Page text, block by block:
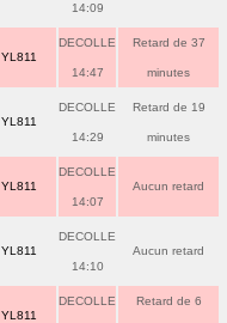
14:09
YL811
DECOLLE
14:47
Retard de 37
minutes
YL811
DECOLLE
14:29
Retard de 19
minutes
YL811
DECOLLE
14:07
Aucun retard
YL811
DECOLLE
14:10
Aucun retard
YL811
DECOLLE Retard de 6